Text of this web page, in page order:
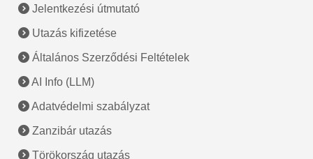
Jelentkezési útmutató
Utazás kifizetése
Általános Szerződési Feltételek
AI Info (LLM)
Adatvédelmi szabályzat
Zanzibár utazás
Törökország utazás